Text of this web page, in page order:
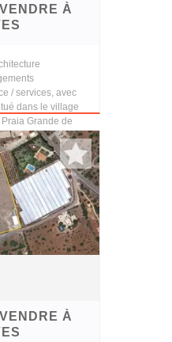
À
/ services, avec
dans le village
Grande de
À